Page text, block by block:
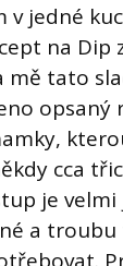
v jedné
na Dip
mě tato
opsaný
cca
je
a